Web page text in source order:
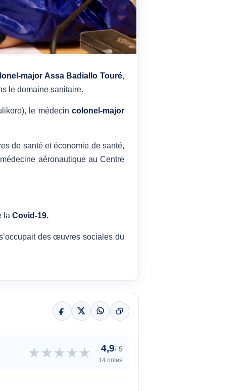
major Assa Badiallo Touré,
le domaine sanitaire.
le médecin colonel-major
de santé et économie de santé,
aéronautique au Centre
la Covid-19.
des œuvres sociales du
★★★★★ 4,9/ 5
14 notes